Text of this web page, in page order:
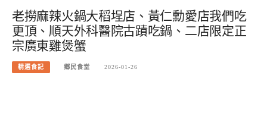
老撈麻辣火鍋大稻埕店、黃仁勳愛店我們吃
更頂、順天外科醫院古蹟吃鍋、二店限定正
宗廣東雞煲蟹
精選食記 鄉民食堂 2026-01-26